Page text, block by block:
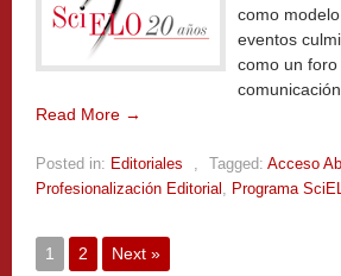
como
eventos
como un
Read More →
Posted in: Editoriales , Tagged: Acceso
Profesionalización Editorial , Programa
1 2 Next »